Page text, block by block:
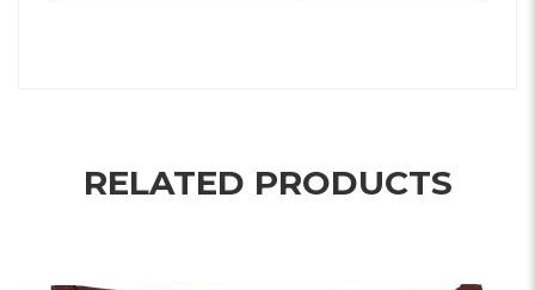
RELATED PRODUCTS